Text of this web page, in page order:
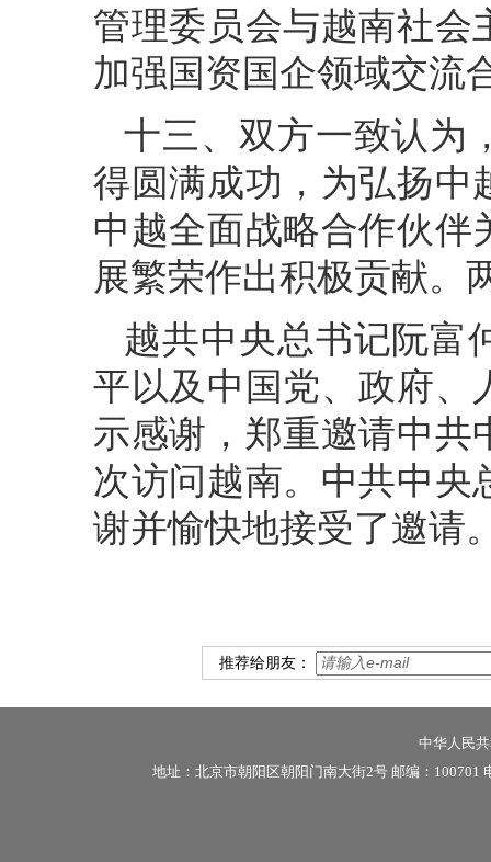
管理委员会与越南社会
加强国资国企领域交流
十三、双方一致认为
得圆满成功，为弘扬中
中越全面战略合作伙伴
展繁荣作出积极贡献。
越共中央总书记阮富
平以及中国党、政府、
示感谢，郑重邀请中共
次访问越南。中共中央
谢并愉快地接受了邀请
推荐给朋友：
中华人民
地址：北京市朝阳区朝阳门南大街2号 邮编：100701